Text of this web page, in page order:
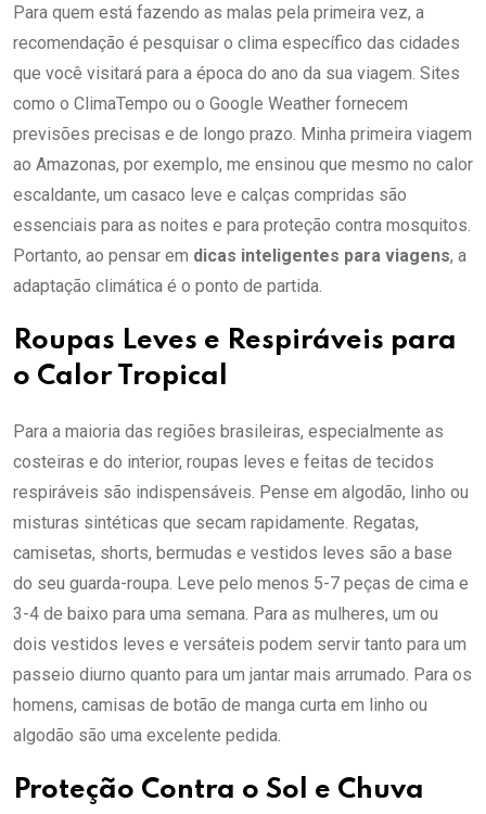
Para quem está fazendo as malas pela primeira vez, a
recomendação é pesquisar o clima específico das cidades
que você visitará para a época do ano da sua viagem. Sites
como o ClimaTempo ou o Google Weather fornecem
previsões precisas e de longo prazo. Minha primeira viagem
ao Amazonas, por exemplo, me ensinou que mesmo no calor
escaldante, um casaco leve e calças compridas são
essenciais para as noites e para proteção contra mosquitos.
Portanto, ao pensar em dicas inteligentes para viagens, a
adaptação climática é o ponto de partida.
Roupas Leves e Respiráveis para
o Calor Tropical
Para a maioria das regiões brasileiras, especialmente as
costeiras e do interior, roupas leves e feitas de tecidos
respiráveis são indispensáveis. Pense em algodão, linho ou
misturas sintéticas que secam rapidamente. Regatas,
camisetas, shorts, bermudas e vestidos leves são a base
do seu guarda-roupa. Leve pelo menos 5-7 peças de cima e
3-4 de baixo para uma semana. Para as mulheres, um ou
dois vestidos leves e versáteis podem servir tanto para um
passeio diurno quanto para um jantar mais arrumado. Para os
homens, camisas de botão de manga curta em linho ou
algodão são uma excelente pedida.
Proteção Contra o Sol e Chuva